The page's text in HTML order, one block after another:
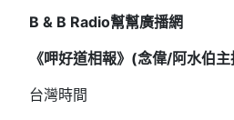
B & B Radio幫幫廣播網
《呷好道相報》(念偉/阿水伯主
台灣時間